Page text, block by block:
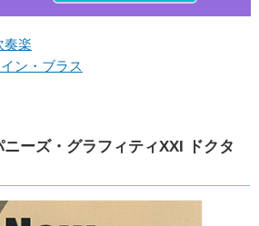
奏楽
ン・ブラス
ーズ・グラフィティXXI ドクタ